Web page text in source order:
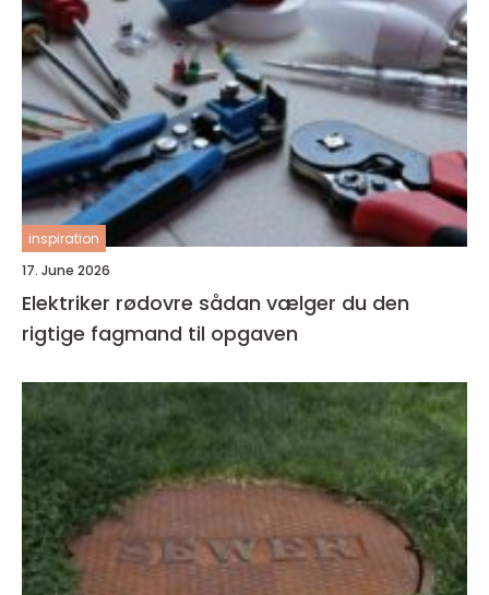
inspiration
17. June 2026
Elektriker rødovre sådan vælger du den
rigtige fagmand til opgaven